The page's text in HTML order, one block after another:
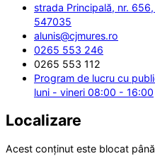
strada Principală, nr.
547035
alunis@cjmures.ro
0265 553 246
0265 553 112
Program de lucru cu
luni - vineri 08:00 - 16:00
Localizare
Acest conținut este blocat